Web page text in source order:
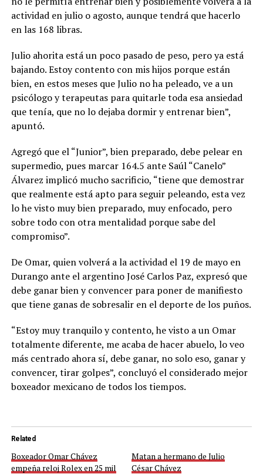
actividad en julio o agosto, aunque tendrá que hacerlo
en las 168 libras.
Julio ahorita está un poco pasado de peso, pero ya está
bajando. Estoy contento con mis hijos porque están
bien, en estos meses que Julio no ha peleado, ve a un
psicólogo y terapeutas para quitarle toda esa ansiedad
que tenía, que no lo dejaba dormir y entrenar bien”,
apuntó.
Agregó que el “Junior”, bien preparado, debe pelear en
supermedio, pues marcar 164.5 ante Saúl “Canelo”
Álvarez implicó mucho sacrificio, “tiene que demostrar
que realmente está apto para seguir peleando, esta vez
lo he visto muy bien preparado, muy enfocado, pero
sobre todo con otra mentalidad porque sabe del
compromiso”.
De Omar, quien volverá a la actividad el 19 de mayo en
Durango ante el argentino José Carlos Paz, expresó que
debe ganar bien y convencer para poner de manifiesto
que tiene ganas de sobresalir en el deporte de los puños.
“Estoy muy tranquilo y contento, he visto a un Omar
totalmente diferente, me acaba de hacer abuelo, lo veo
más centrado ahora sí, debe ganar, no solo eso, ganar y
convencer, tirar golpes”, concluyó el considerado mejor
boxeador mexicano de todos los tiempos.
Related
Boxeador Omar Chávez
empeña reloj Rolex en 25 mil
Matan a hermano de Julio
César Chávez